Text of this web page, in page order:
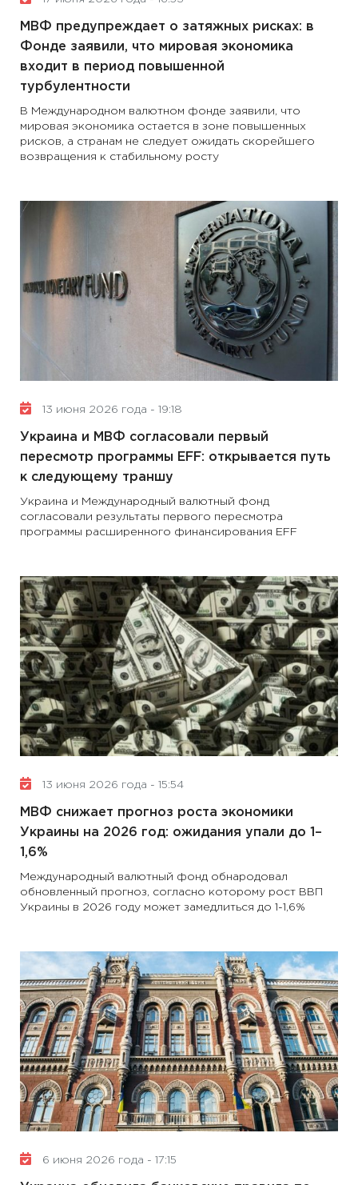
МВФ предупреждает о затяжных рисках: в
Фонде заявили, что мировая экономика
входит в период повышенной
турбулентности
В Международном валютном фонде заявили, что
мировая экономика остается в зоне повышенных
рисков, а странам не следует ожидать скорейшего
возвращения к стабильному росту
13 июня 2026 года - 19:18
Украина и МВФ согласовали первый
пересмотр программы EFF: открывается путь
к следующему траншу
Украина и Международный валютный фонд
согласовали результаты первого пересмотра
программы расширенного финансирования EFF
13 июня 2026 года - 15:54
МВФ снижает прогноз роста экономики
Украины на 2026 год: ожидания упали до 1–
1,6%
Международный валютный фонд обнародовал
обновленный прогноз, согласно которому рост ВВП
Украины в 2026 году может замедлиться до 1-1,6%
6 июня 2026 года - 17:15